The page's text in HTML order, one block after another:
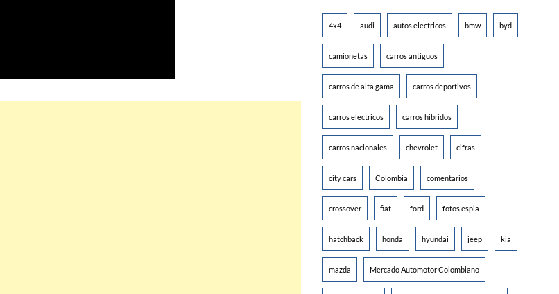
4x4 audi autos electricos bmw byd
camionetas carros antiguos
carros de alta gama carros deportivos
carros electricos carros hibridos
carros nacionales chevrolet cifras
city cars Colombia comentarios
crossover fiat ford fotos espia
hatchback honda hyundai jeep kia
mazda Mercado Automotor Colombiano